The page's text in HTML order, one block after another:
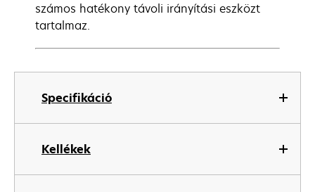
Specifikáció
Kellékek
számos hatékony távoli irányítási eszközt
tartalmaz.